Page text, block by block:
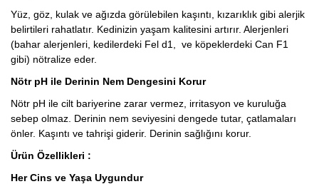
Yüz, göz, kulak ve ağızda görülebilen kaşıntı, kızarıklık gibi alerjik
belirtileri rahatlatır. Kedinizin yaşam kalitesini artırır. Alerjenleri
(bahar alerjenleri, kedilerdeki Fel d1, ve köpeklerdeki Can F1
gibi) nötralize eder.
Nötr pH ile Derinin Nem Dengesini Korur
Nötr pH ile cilt bariyerine zarar vermez, irritasyon ve kuruluğa
sebep olmaz. Derinin nem seviyesini dengede tutar, çatlamaları
önler. Kaşıntı ve tahrişi giderir. Derinin sağlığını korur.
Ürün Özellikleri :
Her Cins ve Yaşa Uygundur